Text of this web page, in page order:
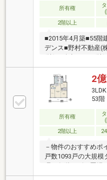
い探しをお手伝い
細・ご相談はお気軽
所有権
2階以上
■2015年4月築■55階
デンス■野村不動産(
(株)、積水ハウス(株
設(株)・五洋建設(株
ホテルライクな内
動産パートナーズ株
ビス■充実したセキ
各階にゴミステーシ
2
53
所有権
2階以上
－物件のおすすめ
戸数1093戸の大規模
理・各階にゴミ置場
ボックス付・コンシ